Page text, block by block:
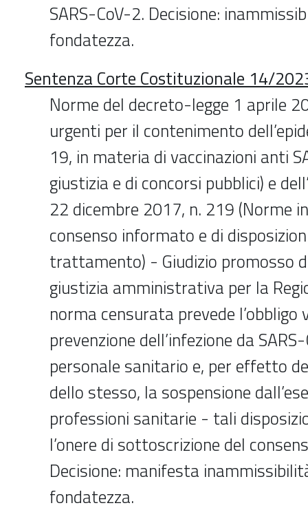
SARS-CoV-2. Decisione:
fondatezza.
Sentenza Corte Costituzionale 14/
Norme del decreto-legge 1 aprile
urgenti per il contenimento
19, in materia di vaccinazioni anti
giustizia e di concorsi pubblici) e
22 dicembre 2017, n. 219 (Norme
consenso informato e di
trattamento) - Giudizio promosso
giustizia amministrativa per la
norma censurata prevede l’obbligo
prevenzione dell’infezione da
personale sanitario e, per effetto
dello stesso, la sospensione
professioni sanitarie - tali
l’onere di sottoscrizione del
Decisione: manifesta
fondatezza.